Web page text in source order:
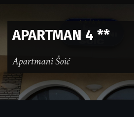
APARTMAN 4 **
Apartmani Šoić